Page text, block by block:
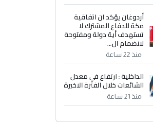
أردوغان يؤكد ان اتفاقية
مكة للدفاع المشترك لا
تستهدف أية دولة ومفتوحة
لانضمام ال...
منذ 22 ساعة
الداخلية : ارتفاع في معدل
الشائعات خلال الفترة الاخيرة
منذ 21 ساعة